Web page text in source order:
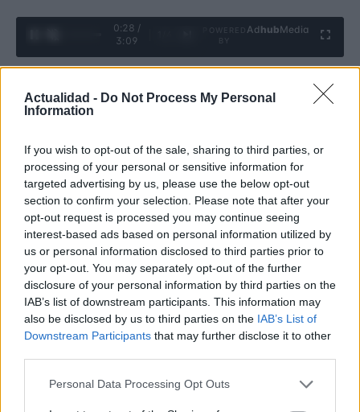
Actualidad - Do Not Process My Personal
Information
If you wish to opt-out of the sale, sharing to third parties, or
processing of your personal or sensitive information for
targeted advertising by us, please use the below opt-out
section to confirm your selection. Please note that after your
opt-out request is processed you may continue seeing
interest-based ads based on personal information utilized by
us or personal information disclosed to third parties prior to
your opt-out. You may separately opt-out of the further
disclosure of your personal information by third parties on the
IAB’s list of downstream participants. This information may
also be disclosed by us to third parties on the IAB’s List of
Downstream Participants that may further disclose it to other
Please note that this website/app uses one or more Google
Personal Data Processing Opt Outs
0:29 /
3:09
Ad hubMedia
Diego Morales escribe igual de bien sobre la táctica de un derbi
madrileño y una ruta gastronómica por Asturias. Periodismo deportivo
con contexto y crónica de viaje con itinerario real.
Contacto:
ARTÍCULO ANTERIOR
ARTÍCULO SIGUIENTE
Más leídos